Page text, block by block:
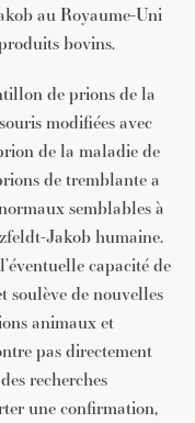
au Royaume-Uni
bovins.
de prions de la
modifiées avec
de la maladie de
de tremblante a
semblables à
Jakob humaine.
capacité de
soulève de nouvelles
animaux et
pas directement
recherches
une confirmation,